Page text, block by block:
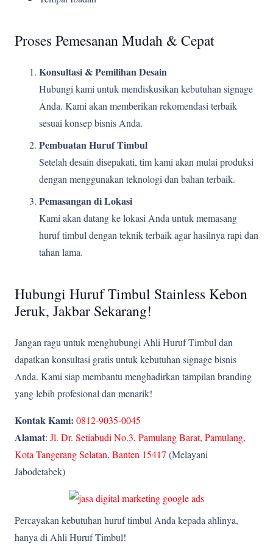
Proses Pemesanan Mudah & Cepat
Konsultasi & Pemilihan Desain
Hubungi kami untuk mendiskusikan kebutuhan signage
Anda. Kami akan memberikan rekomendasi terbaik
sesuai konsep bisnis Anda.
Pembuatan Huruf Timbul
Setelah desain disepakati, tim kami akan mulai produksi
dengan menggunakan teknologi dan bahan terbaik.
Pemasangan di Lokasi
Kami akan datang ke lokasi Anda untuk memasang
huruf timbul dengan teknik terbaik agar hasilnya rapi dan
tahan lama.
Hubungi Huruf Timbul Stainless Kebon
Jeruk, Jakbar Sekarang!
Jangan ragu untuk menghubungi Ahli Huruf Timbul dan
dapatkan konsultasi gratis untuk kebutuhan signage bisnis
Anda. Kami siap membantu menghadirkan tampilan branding
yang lebih profesional dan menarik!
Kontak Kami: 0812-9035-0045
Alamat: Jl. Dr. Setiabudi No.3, Pamulang Barat, Pamulang,
Kota Tangerang Selatan, Banten 15417 (Melayani
Jabodetabek)
Percayakan kebutuhan huruf timbul Anda kepada ahlinya,
hanya di Ahli Huruf Timbul!